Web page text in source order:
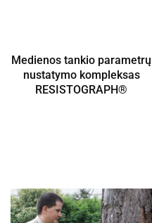
Medienos tankio parametrų
nustatymo kompleksas
RESISTOGRAPH®